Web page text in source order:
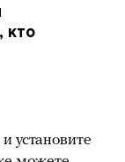
кто
установите